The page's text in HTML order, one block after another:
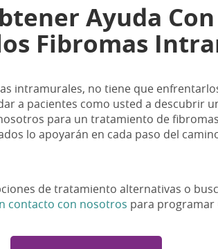
Ayuda
Fibromas
intramurales, no tiene que
a pacientes como usted a descubrir
para un tratamiento de
lo apoyarán en cada paso del
de tratamiento alternativas o
contacto con nosotros para programar